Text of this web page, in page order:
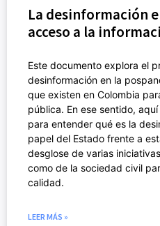
La desinformación
acceso a la
Este documento explora el
desinformación en la
que existen en Colombia
pública. En ese sentido,
para entender qué es la
papel del Estado frente a
desglose de varias
como de la sociedad civil
calidad.
LEER MÁS »